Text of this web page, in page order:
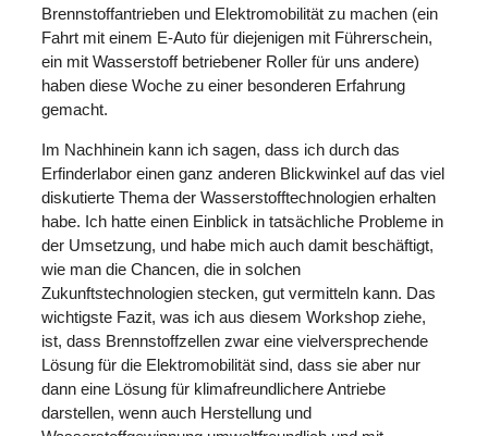
Brennstoffantrieben und Elektromobilität zu machen (ein
Fahrt mit einem E-Auto für diejenigen mit Führerschein,
ein mit Wasserstoff betriebener Roller für uns andere)
haben diese Woche zu einer besonderen Erfahrung
gemacht.
Im Nachhinein kann ich sagen, dass ich durch das
Erfinderlabor einen ganz anderen Blickwinkel auf das viel
diskutierte Thema der Wasserstofftechnologien erhalten
habe. Ich hatte einen Einblick in tatsächliche Probleme in
der Umsetzung, und habe mich auch damit beschäftigt,
wie man die Chancen, die in solchen
Zukunftstechnologien stecken, gut vermitteln kann. Das
wichtigste Fazit, was ich aus diesem Workshop ziehe,
ist, dass Brennstoffzellen zwar eine vielversprechende
Lösung für die Elektromobilität sind, dass sie aber nur
dann eine Lösung für klimafreundlichere Antriebe
darstellen, wenn auch Herstellung und